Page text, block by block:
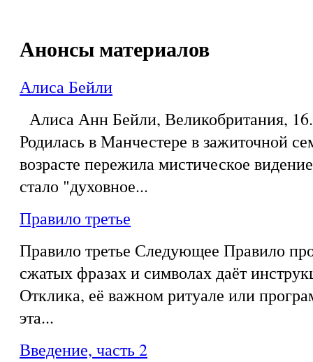
Анонсы материалов
Алиса Бейли
Алиса Анн Бейли, Великобритания,
Родилась в Манчестере в зажиточной
возрасте пережила мистическое
стало "духовное...
Правило третье
Правило третье Следующее Правило
сжатых фразах и символах даёт
Отклика, её важном ритуале или
эта...
Введение, часть 2